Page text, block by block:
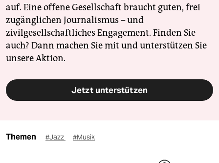
auf. Eine offene Gesellschaft braucht guten, frei
zugänglichen Journalismus – und
zivilgesellschaftliches Engagement. Finden Sie
auch? Dann machen Sie mit und unterstützen Sie
unsere Aktion.
Jetzt unterstützen
Themen #Jazz #Musik